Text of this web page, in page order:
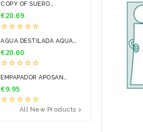
COPY OF SUERO
FISIOLOGICO...
Price
€20.69
    
AGUA DESTILADA AQUA
Price
€20.60
    
EMPAPADOR APOSAN
60*90CM 20U
Price
€9.95
    
All New Products 